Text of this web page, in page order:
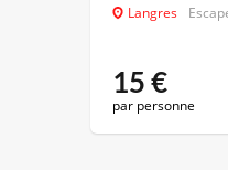
Langres
15€
par personne